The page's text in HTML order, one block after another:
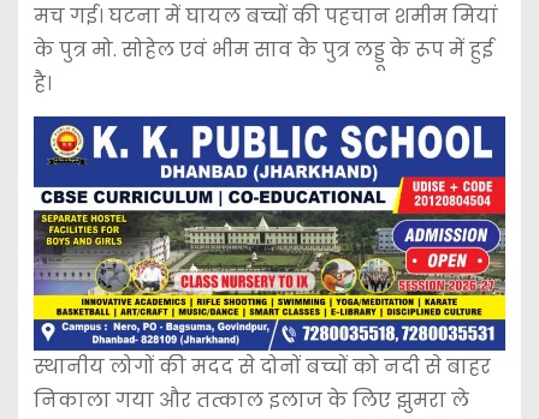
मच गई। घटना में घायल बच्चों की पहचान शमीम मियां
के पुत्र मो. सोहेल एवं भीम साव के पुत्र लड्डू के रूप में हुई
है।
स्थानीय लोगों की मदद से दोनों बच्चों को नदी से बाहर
निकाला गया और तत्काल इलाज के लिए झुमरा ले